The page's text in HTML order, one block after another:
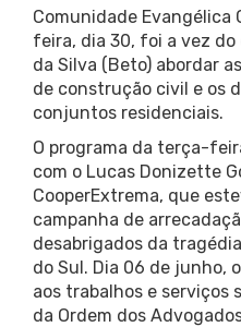
Comunidade Evangélica
feira, dia 30, foi a vez do
da Silva (Beto) abordar
de construção civil e os
conjuntos residenciais.
O programa da terça-
com o Lucas Donizette
CooperExtrema, que
campanha de
desabrigados da
do Sul. Dia 06 de junho,
aos trabalhos e serviços
da Ordem dos